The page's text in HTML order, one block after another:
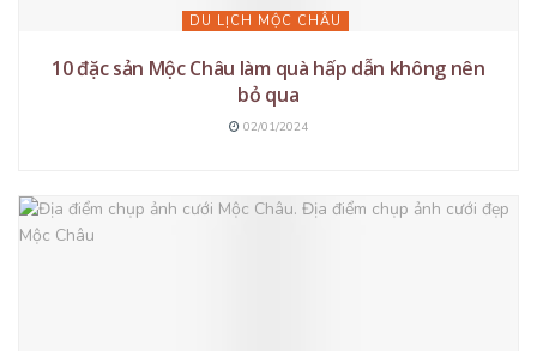
DU LỊCH MỘC CHÂU
10 đặc sản Mộc Châu làm quà hấp dẫn không nên
bỏ qua
02/01/2024